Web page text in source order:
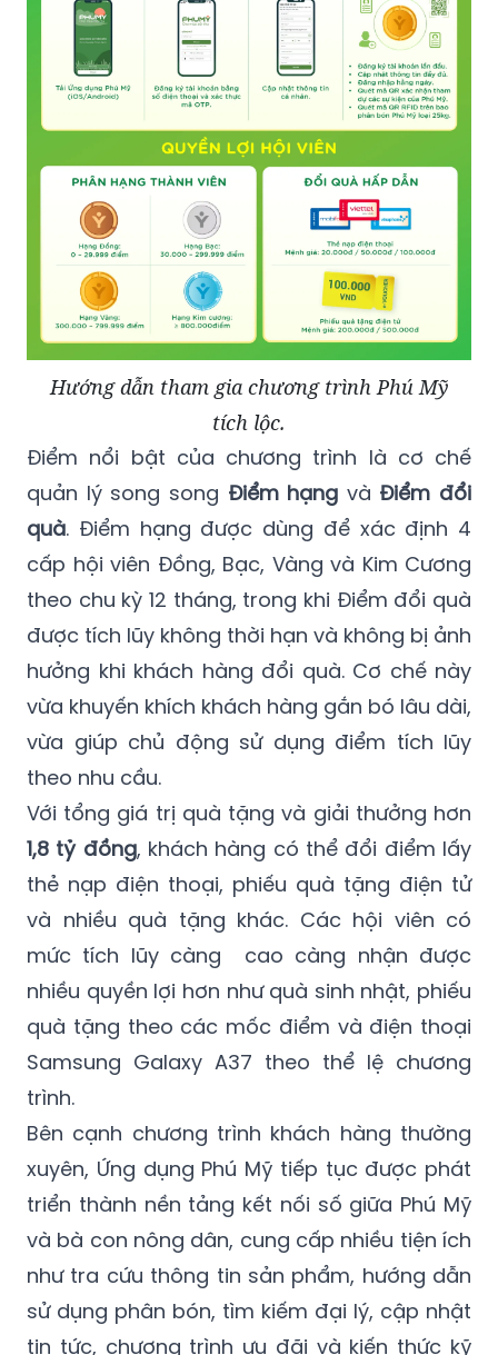
Hướng dẫn tham gia chương trình Phú Mỹ
tích lộc.
Điểm nổi bật của chương trình là cơ chế
quản lý song song Điểm hạng và Điểm đổi
quà. Điểm hạng được dùng để xác định 4
cấp hội viên Đồng, Bạc, Vàng và Kim Cương
theo chu kỳ 12 tháng, trong khi Điểm đổi quà
được tích lũy không thời hạn và không bị ảnh
hưởng khi khách hàng đổi quà. Cơ chế này
vừa khuyến khích khách hàng gắn bó lâu dài,
vừa giúp chủ động sử dụng điểm tích lũy
theo nhu cầu.
Với tổng giá trị quà tặng và giải thưởng hơn
1,8 tỷ đồng, khách hàng có thể đổi điểm lấy
thẻ nạp điện thoại, phiếu quà tặng điện tử
và nhiều quà tặng khác. Các hội viên có
mức tích lũy càng cao càng nhận được
nhiều quyền lợi hơn như quà sinh nhật, phiếu
quà tặng theo các mốc điểm và điện thoại
Samsung Galaxy A37 theo thể lệ chương
trình.
Bên cạnh chương trình khách hàng thường
xuyên, Ứng dụng Phú Mỹ tiếp tục được phát
triển thành nền tảng kết nối số giữa Phú Mỹ
và bà con nông dân, cung cấp nhiều tiện ích
như tra cứu thông tin sản phẩm, hướng dẫn
sử dụng phân bón, tìm kiếm đại lý, cập nhật
tin tức, chương trình ưu đãi và kiến thức kỹ